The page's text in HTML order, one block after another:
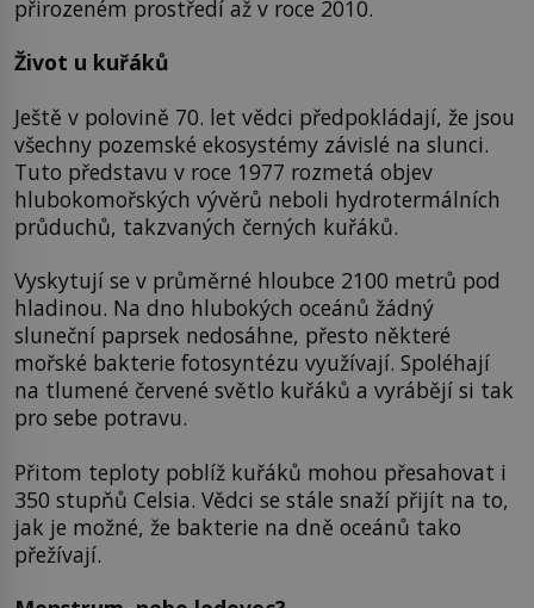
přirozeném prostředí až v roce 2010.
Život u kuřáků
Ještě v polovině 70. let vědci předpokládají, že jsou
všechny pozemské ekosystémy závislé na slunci.
Tuto představu v roce 1977 rozmetá objev
hlubokomořských vývěrů neboli hydrotermálních
průduchů, takzvaných černých kuřáků.
Vyskytují se v průměrné hloubce 2100 metrů pod
hladinou. Na dno hlubokých oceánů žádný
sluneční paprsek nedosáhne, přesto některé
mořské bakterie fotosyntézu využívají. Spoléhají
na tlumené červené světlo kuřáků a vyrábějí si tak
pro sebe potravu.
Přitom teploty poblíž kuřáků mohou přesahovat i
350 stupňů Celsia. Vědci se stále snaží přijít na to,
jak je možné, že bakterie na dně oceánů tako
přežívají.